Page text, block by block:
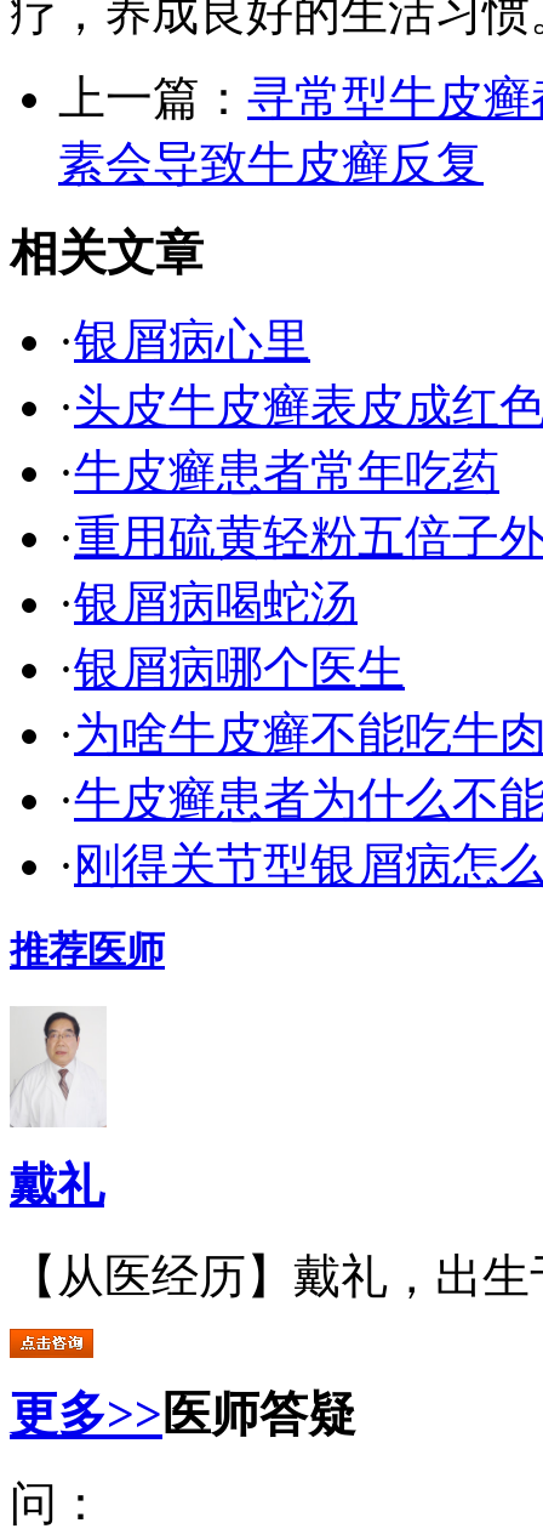
疗，养成良好的生活习惯
上一篇： 寻常型牛皮
素会导致牛皮癣反复
相关文章
·银屑病心里
·头皮牛皮癣表皮成红
·牛皮癣患者常年吃药
·重用硫黄轻粉五倍子
·银屑病喝蛇汤
·银屑病哪个医生
·为啥牛皮癣不能吃牛
·牛皮癣患者为什么不
· 刚得关节型银屑病怎
推荐医师
戴礼
【从医经历】戴礼，出生
更多>> 医师答疑
问：